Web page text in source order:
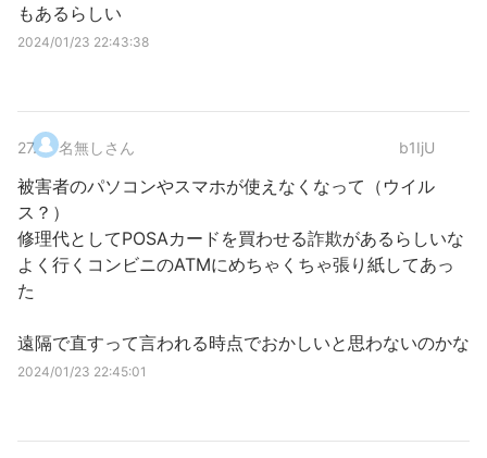
もあるらしい
2024/01/23 22:43:38
27. 名無しさん b1IjU
被害者のパソコンやスマホが使えなくなって（ウイル
ス？）
修理代としてPOSAカードを買わせる詐欺があるらしいな
よく行くコンビニのATMにめちゃくちゃ張り紙してあっ
た
遠隔で直すって言われる時点でおかしいと思わないのかな
2024/01/23 22:45:01